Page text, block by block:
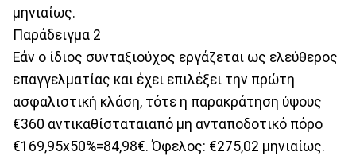
μηνιαίως.
Παράδειγμα 2
Εάν ο ίδιος συνταξιούχος εργάζεται ως ελεύθερος
επαγγελματίας και έχει επιλέξει την πρώτη
ασφαλιστική κλάση, τότε η παρακράτηση ύψους
€360 αντικαθίσταταιαπό μη ανταποδοτικό πόρο
€169,95x50%=84,98€. Όφελος: €275,02 μηνιαίως.